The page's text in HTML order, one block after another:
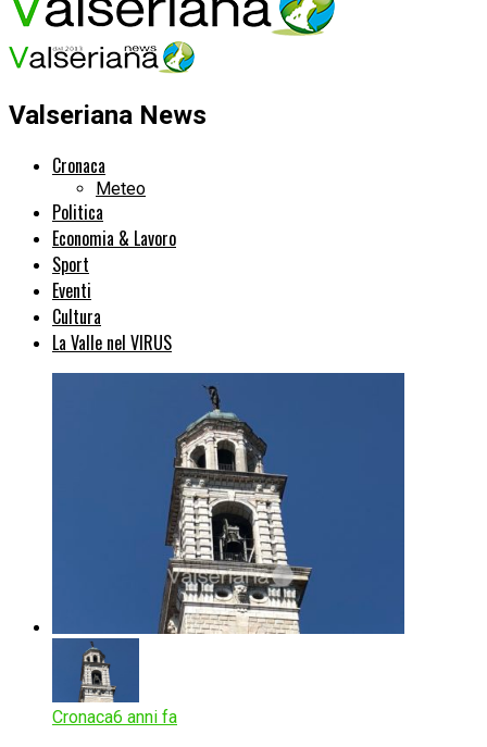
Valseriana News
Cronaca
Meteo
Politica
Economia & Lavoro
Sport
Eventi
Cultura
La Valle nel VIRUS
Cronaca6 anni fa